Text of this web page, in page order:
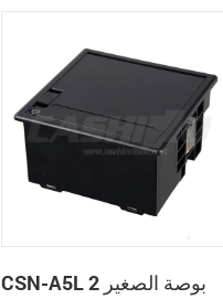
CSN-A5L 2 بوصة الصغير